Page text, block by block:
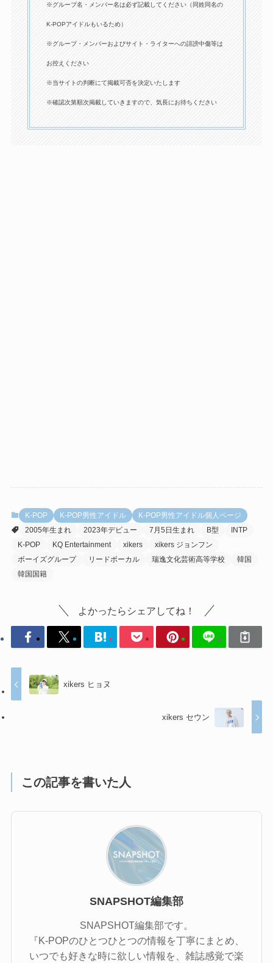
※グループ名・メンバー名は必ず記載してください（同姓同名の
K-POPアイドルもいるため）
※グループ・メンバーおよびサイト・ライターへの誹謗中傷等は
お控えください
※当サイトの判断にて掲載可否を決定いたします
※確認次第順次掲載していきますので、気長にお待ちください
K-POP K-POP男性アイドル
K-POP男性アイドル個人ページ
2005年生まれ
2023年デビュー 7月5日生まれ B型
INTP
K-POP
KQ Entertainment xikers
xikers ジョンフン
ボーイズグループ
リードボーカル 瑞逸文化芸術高等学校
韓国
韓国国籍
よかったらシェアしてね！
xikers ヒョヌ
xikers セウン
この記事を書いた人
SNAPSHOT編集部
SNAPSHOT編集部です。
『K-POPのひとつひとつの情報を丁寧にまとめ、
いつでも好きな時に欲しい情報を、雑誌感覚で楽